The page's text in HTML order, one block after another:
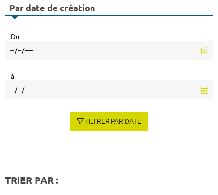
Par date de création
Du
à
FILTRER PAR DATE
TRIER PAR :